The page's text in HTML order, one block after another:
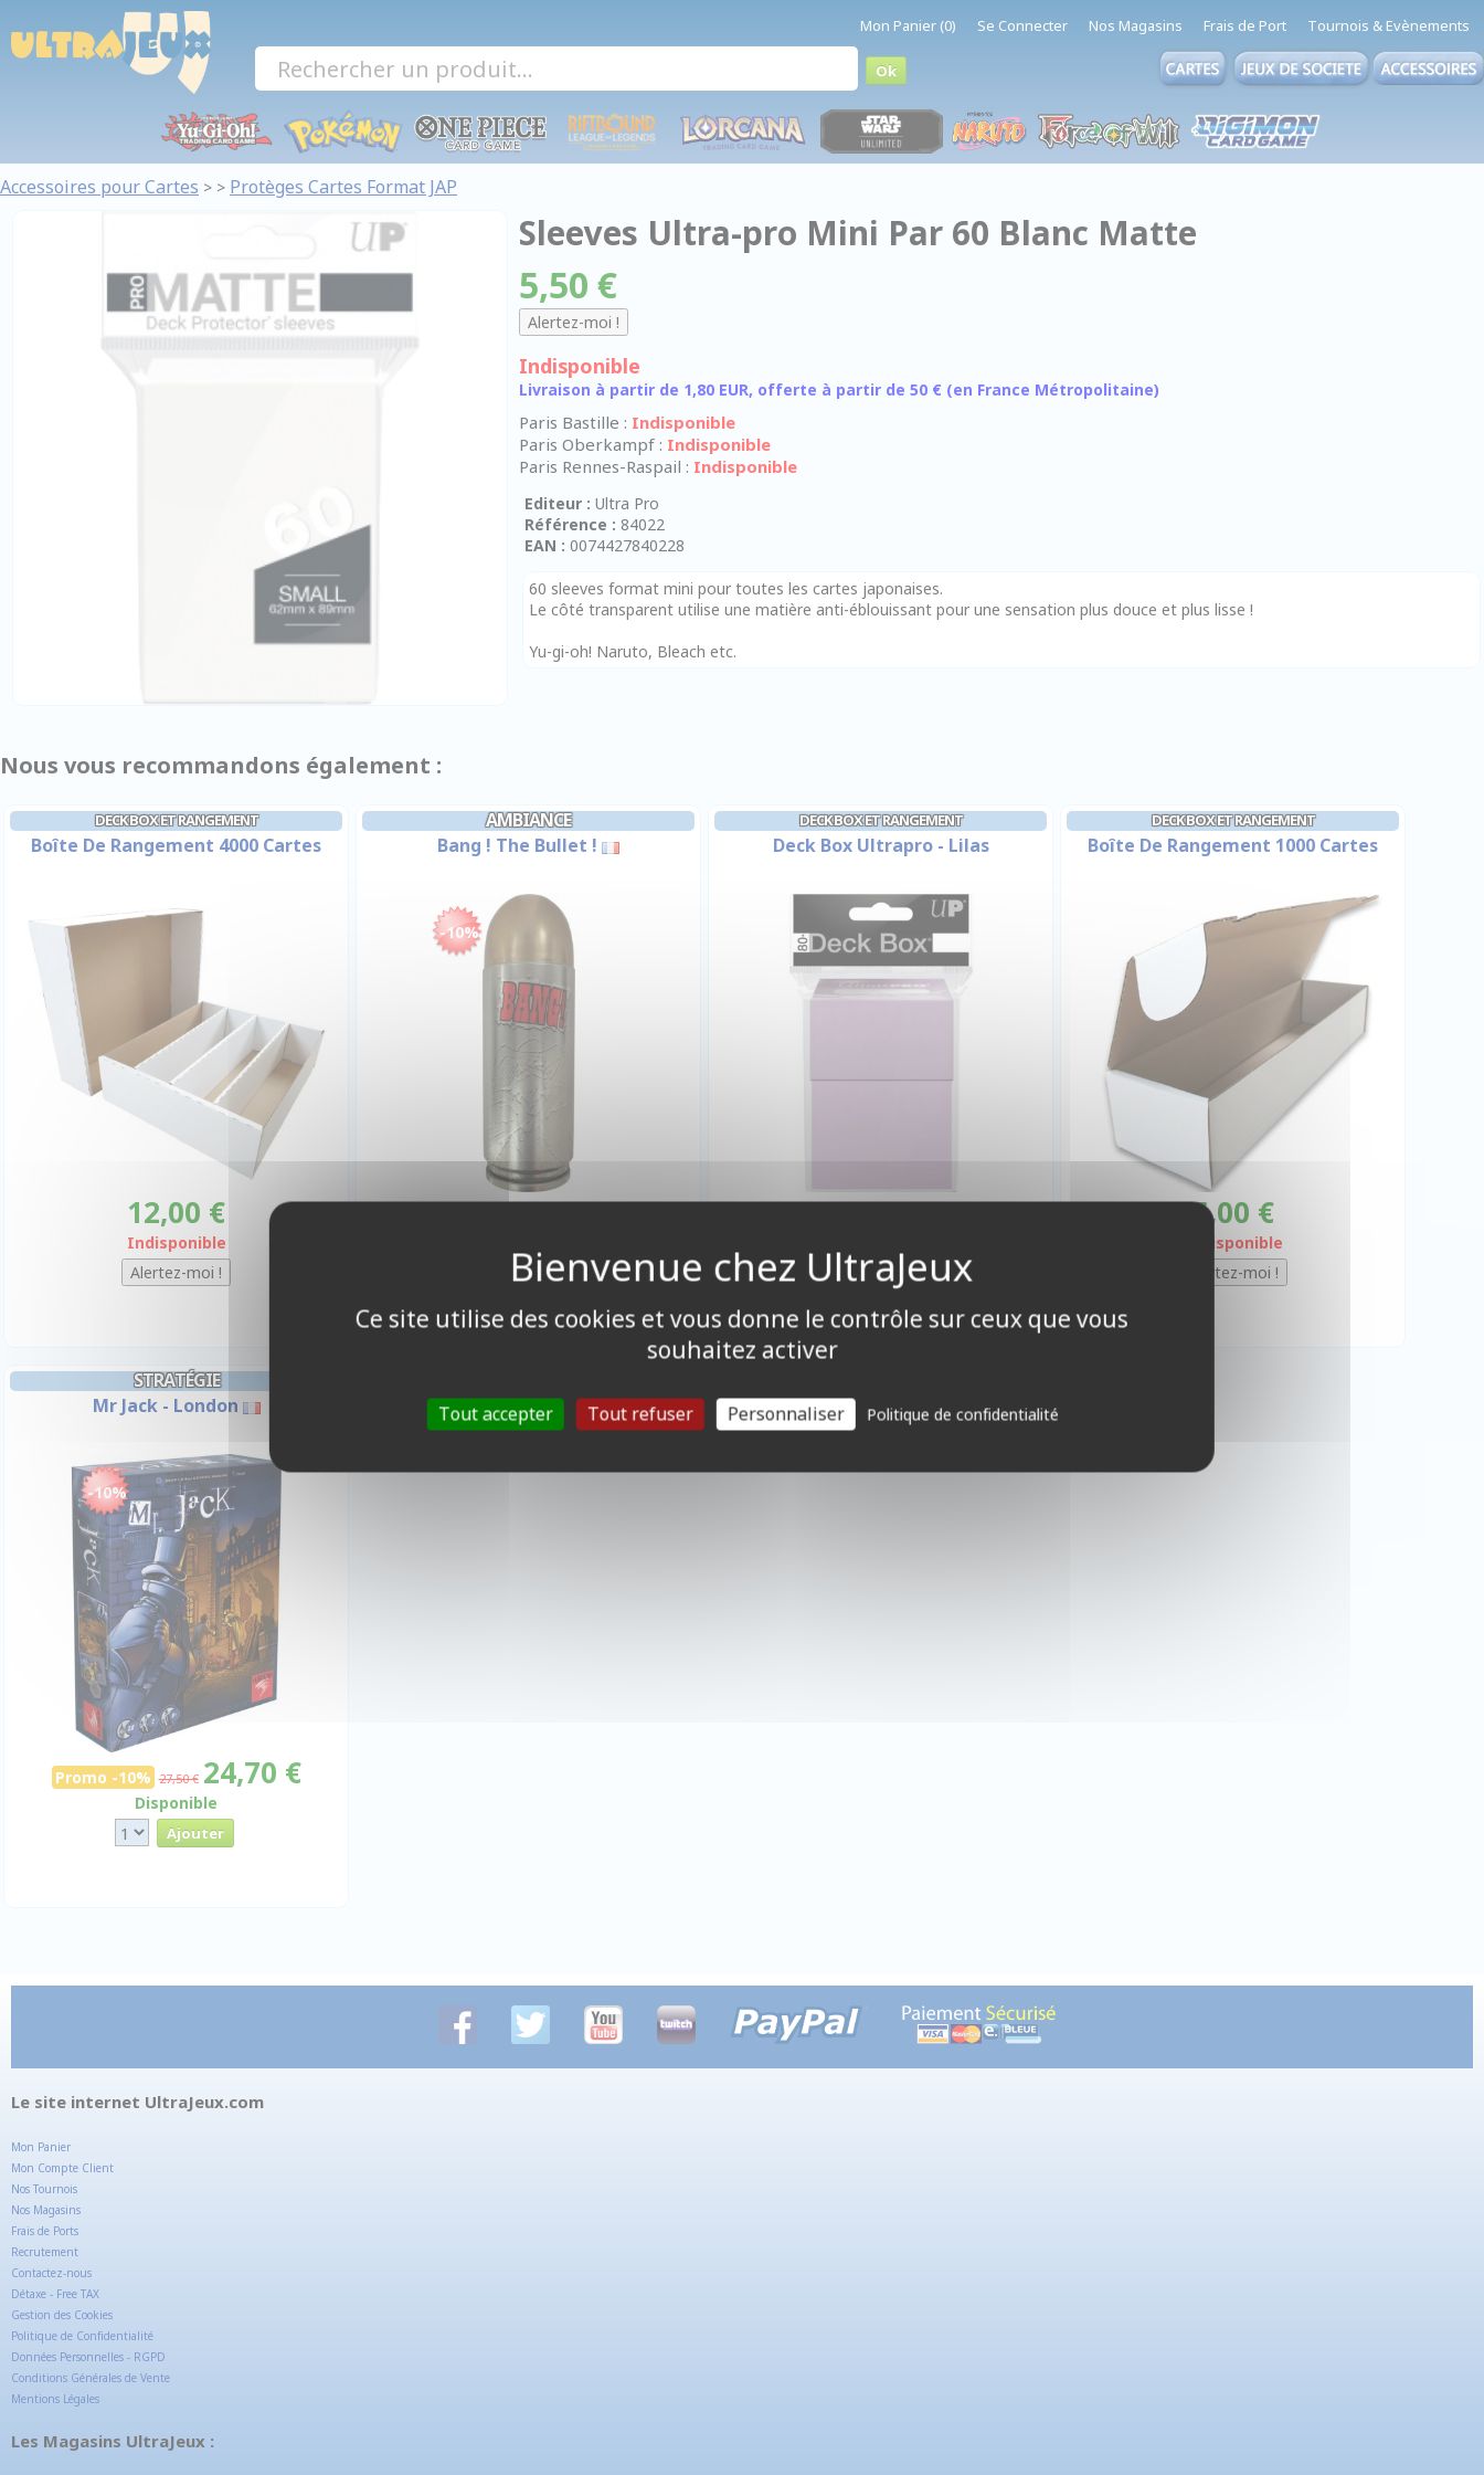
Mon Panier (0) Se Connecter Nos Magasins Frais de Port Tournois & Evènements
Accessoires pour Cartes > > Protèges Cartes Format JAP
Sleeves Ultra-pro Mini Par 60 Blanc Matte
5,50 €
Indisponible
Livraison à partir de 1,80 EUR, offerte à partir de 50 € (en France Métropolitaine)
Paris Bastille : Indisponible
Paris Oberkampf : Indisponible
Paris Rennes-Raspail : Indisponible
Editeur : Ultra Pro
Référence : 84022
EAN : 0074427840228
60 sleeves format mini pour toutes les cartes japonaises.
Le côté transparent utilise une matière anti-éblouissant pour une sensation plus douce et plus lisse !
Yu-gi-oh! Naruto, Bleach etc.
Nous vous recommandons également :
DECK BOX ET RANGEMENT
Boîte De Rangement 4000 Cartes
12,00 €
Indisponible
AMBIANCE
Bang ! The Bullet !
-10%
35,00 €
DECK BOX ET RANGEMENT
Deck Box Ultrapro - Lilas
2,50 €
DECK BOX ET RANGEMENT
Boîte De Rangement 1000 Cartes
5,00 €
Indisponible
STRATÉGIE
Mr Jack - London
-10%
Promo -10% 27,50 € 24,70 €
Disponible
Le site internet UltraJeux.com
Mon Panier
Mon Compte Client
Nos Tournois
Nos Magasins
Frais de Ports
Recrutement
Contactez-nous
Détaxe - Free TAX
Gestion des Cookies
Politique de Confidentialité
Données Personnelles - RGPD
Conditions Générales de Vente
Mentions Légales
Les Magasins UltraJeux :
Panneau de gestion des cookies
Ce site utilise des cookies et vous donne le contrôle sur ceux que vous
souhaitez activer
Tout accepter Tout refuser Personnaliser Politique de confidentialité